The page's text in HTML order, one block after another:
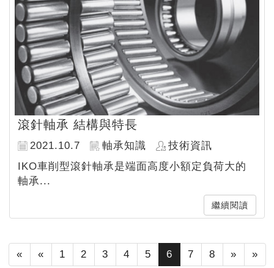
滾針軸承 結構與特長
2021.10.7 軸承知識
技術資訊
IKO車削型滾針軸承是端面高度小額定負荷大的
軸承...
繼續閱讀
« « 1 2 3 4 5 6 7 8 » »